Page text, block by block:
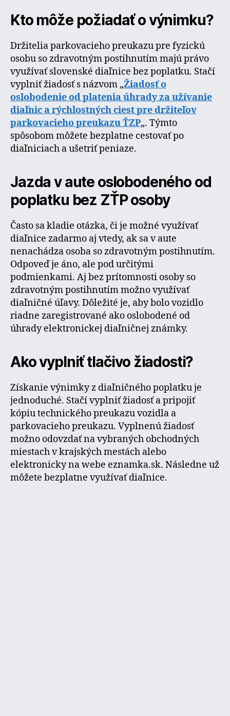
Kto môže požiadať o výnimku?
Držitelia parkovacieho preukazu pre fyzickú
osobu so zdravotným postihnutím majú právo
využívať slovenské diaľnice bez poplatku. Stačí
vyplniť žiadosť s názvom „Žiadosť o
oslobodenie od platenia úhrady za užívanie
diaľnic a rýchlostných ciest pre držiteľov
parkovacieho preukazu ŤZP„. Týmto
spôsobom môžete bezplatne cestovať po
diaľniciach a ušetriť peniaze.
Jazda v aute oslobodeného od
poplatku bez ZŤP osoby
Často sa kladie otázka, či je možné využívať
diaľnice zadarmo aj vtedy, ak sa v aute
nenachádza osoba so zdravotným postihnutím.
Odpoveď je áno, ale pod určitými
podmienkami. Aj bez prítomnosti osoby so
zdravotným postihnutím možno využívať
diaľničné úľavy. Dôležité je, aby bolo vozidlo
riadne zaregistrované ako oslobodené od
úhrady elektronickej diaľničnej známky.
Ako vyplniť tlačivo žiadosti?
Získanie výnimky z diaľničného poplatku je
jednoduché. Stačí vyplniť žiadosť a pripojiť
kópiu technického preukazu vozidla a
parkovacieho preukazu. Vyplnenú žiadosť
možno odovzdať na vybraných obchodných
miestachv krajských mestách alebo
elektronicky na webe eznamka.sk. Následne už
môžete bezplatne využívať diaľnice.